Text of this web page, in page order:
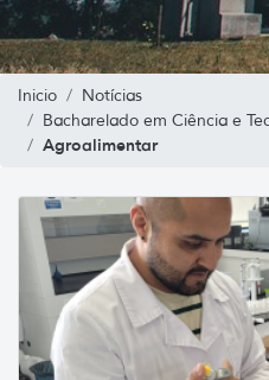
Inicio
Notícias
Bacharelado em Ciência e
Agroalimentar